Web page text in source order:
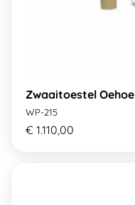
Zwaaitoestel Oehoe
WP-215
€ 1.110,00